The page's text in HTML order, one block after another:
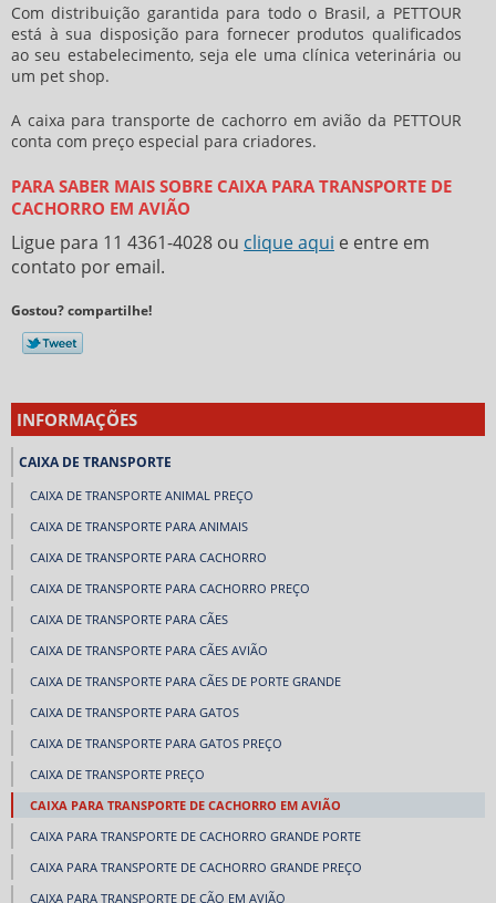
Com distribuição garantida para todo o Brasil, a PETTOUR
está à sua disposição para fornecer produtos qualificados
ao seu estabelecimento, seja ele uma clínica veterinária ou
um pet shop.
A caixa para transporte de cachorro em avião da PETTOUR
conta com preço especial para criadores.
PARA SABER MAIS SOBRE CAIXA PARA TRANSPORTE DE
CACHORRO EM AVIÃO
Ligue para 11 4361-4028 ou clique aqui e entre em
contato por email.
Gostou? compartilhe!
INFORMAÇÕES
CAIXA DE TRANSPORTE
CAIXA DE TRANSPORTE ANIMAL PREÇO
CAIXA DE TRANSPORTE PARA ANIMAIS
CAIXA DE TRANSPORTE PARA CACHORRO
CAIXA DE TRANSPORTE PARA CACHORRO PREÇO
CAIXA DE TRANSPORTE PARA CÃES
CAIXA DE TRANSPORTE PARA CÃES AVIÃO
CAIXA DE TRANSPORTE PARA CÃES DE PORTE GRANDE
CAIXA DE TRANSPORTE PARA GATOS
CAIXA DE TRANSPORTE PARA GATOS PREÇO
CAIXA DE TRANSPORTE PREÇO
CAIXA PARA TRANSPORTE DE CACHORRO EM AVIÃO
CAIXA PARA TRANSPORTE DE CACHORRO GRANDE PORTE
CAIXA PARA TRANSPORTE DE CACHORRO GRANDE PREÇO
CAIXA PARA TRANSPORTE DE CÃO EM AVIÃO